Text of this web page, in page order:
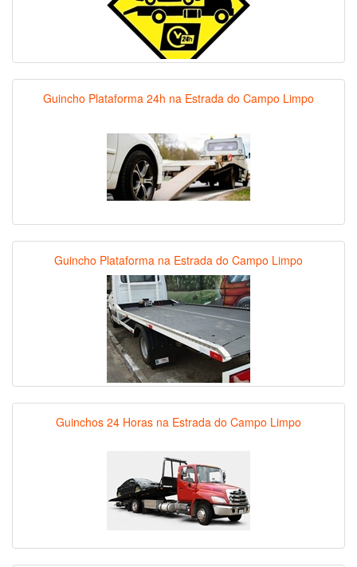
Guincho Plataforma 24h na Estrada do Campo Limpo
Guincho Plataforma na Estrada do Campo Limpo
Guinchos 24 Horas na Estrada do Campo Limpo